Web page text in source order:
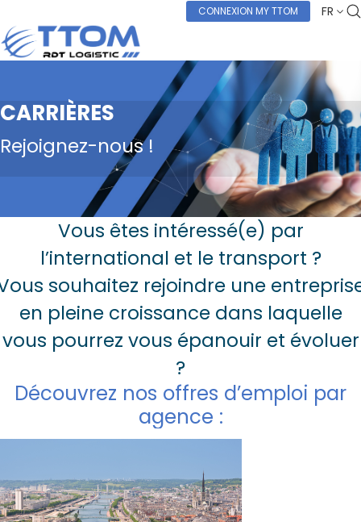
CONNEXION MY TTOM FR
CARRIÈRES
Rejoignez-nous !
Vous êtes intéressé(e) par
l’international et le transport ?
souhaitez rejoindre une
en pleine croissance dans laquelle
vous pourrez vous épanouir et évoluer
?
Découvrez nos offres d’emploi par
agence :